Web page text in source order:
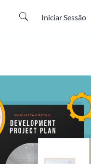
Iniciar Sessão